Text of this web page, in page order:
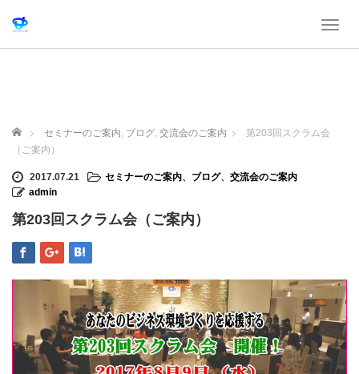
T
ホーム セミナーのご案内, ブログ, 交流会のご案内
第203回スクラム会
（ご案内）
2017.07.21 セミナーのご案内、 ブログ、 交流会のご案内
admin
第203回スクラム会（ご案内）